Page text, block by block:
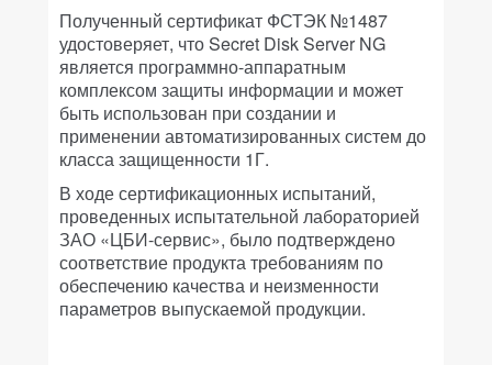
Полученный сертификат ФСТЭК №1487
удостоверяет, что Secret Disk Server NG
является программно-аппаратным
комплексом защиты информации и может
быть использован при создании и
применении автоматизированных систем до
класса защищенности 1Г.
В ходе сертификационных испытаний,
проведенных испытательной лабораторией
ЗАО «ЦБИ-сервис», было подтверждено
соответствие продукта требованиям по
обеспечению качества и неизменности
параметров выпускаемой продукции.